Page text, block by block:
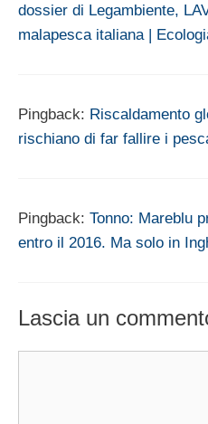
dossier di Legambiente,
malapesca italiana |
Pingback: Riscaldamento
rischiano di far fallire i
Pingback: Tonno: Mareblu
entro il 2016. Ma solo in
Lascia un